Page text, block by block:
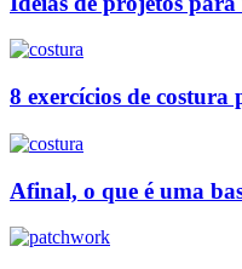
8 exercícios de costura
Afinal, o que é uma